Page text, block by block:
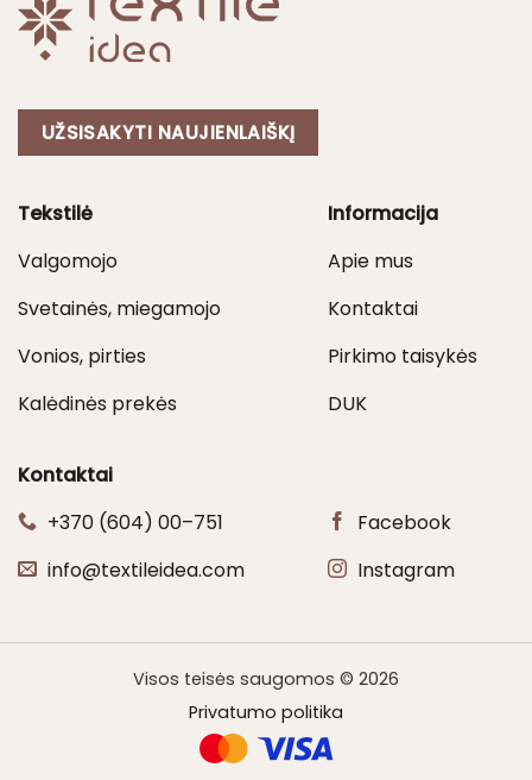
UŽSISAKYTI NAUJIENLAIŠKĮ
Tekstilė
Valgomojo
Svetainės, miegamojo
Vonios, pirties
Kalėdinės prekės
Informacija
Apie mus
Kontaktai
Pirkimo taisykės
DUK
Kontaktai
+370 (604) 00–751
info@textileidea.com
Facebook
Instagram
Visos teisės saugomos © 2026
Privatumo politika